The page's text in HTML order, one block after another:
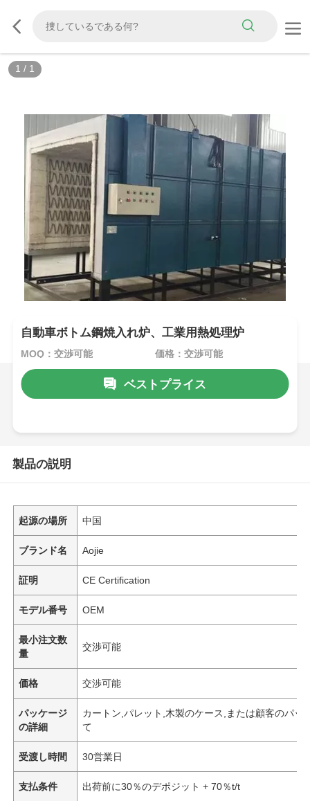
1 / 1
自動車ボトム鋼焼入れ炉、工業用熱処理炉
MOQ：交渉可能 価格：交渉可能
ベストプライス
製品の説明
起源の場所 中国
ブランド名 Aojie
証明 CE Certification
モデル番号 OEM
最小注文数
量
交渉可能
価格 交渉可能
パッケージ
の詳細
カートン,パレット,木製のケース,または顧客のパッ
て
受渡し時間 30営業日
支払条件 出荷前に30％のデポジット + 70％t/t